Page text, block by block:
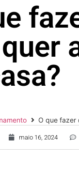
O que fazer
maio 16, 2024